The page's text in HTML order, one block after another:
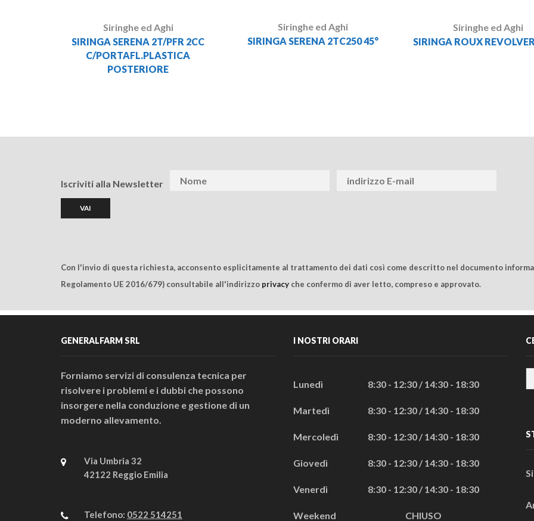
Siringhe ed Aghi
SIRINGA SERENA 2T/PFR 2CC
C/PORTAFL.PLASTICA
POSTERIORE
Siringhe ed Aghi
SIRINGA SERENA 2TC250 45°
Siringhe ed Aghi
SIRINGA ROUX
Iscriviti alla Newsletter
Con l'invio di questa richiesta, acconsento esplicitamente al trattamento dei dati così come descritto nel documento
Regolamento UE 2016/679) consultabile all'indirizzo privacy che confermo di aver letto, compreso e approvato.
GENERALFARM SRL
Forniamo servizi di consulenza tecnica per
risolvere i problemi e i dubbi che possono
insorgere nella conduzione e gestione di un
moderno allevamento.
Via Umbria 32
42122 Reggio Emilia
Telefono: 0522 514251
I NOSTRI ORARI
Lunedì 8:30 - 12:30 / 14:30 - 18:30
Martedì 8:30 - 12:30 / 14:30 - 18:30
Mercoledì 8:30 - 12:30 / 14:30 - 18:30
Giovedì 8:30 - 12:30 / 14:30 - 18:30
Venerdì 8:30 - 12:30 / 14:30 - 18:30
Weekend CHIUSO